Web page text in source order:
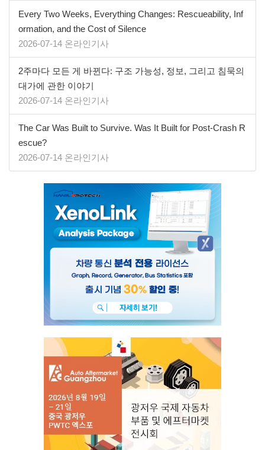
Every Two Weeks, Everything Changes: Rescueability, Inf
ormation, and the Cost of Silence
2026-07-14 온라인기사
2주마다 모든 게 바뀐다: 구조 가능성, 정보, 그리고 침묵의
대가에 관한 이야기
2026-07-14 온라인기사
The Car Was Built to Survive. Was It Built for Post-Crash R
escue?
2026-07-14 온라인기사